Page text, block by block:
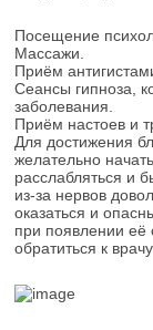
Посещение
Массажи.
Приём
Сеансы гипноза,
заболевания.
Приём настоев и
Для достижения
желательно
расслабляться и
из-за нервов
оказаться и
при появлении её
обратиться к